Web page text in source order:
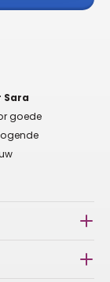
Sara
goede